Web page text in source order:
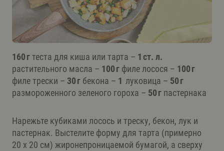
160 гтеста для киша или тарта – 1 ст. л.
растительного масла – 100 г филе лосося – 100 г
филе трески – 30 г бекона – 1 луковица – 50 г
размороженного зеленого гороха – 50 г пастернака
Нарежьте кубиками лосось и треску, бекон, лук и
пастернак. Выстелите форму для тарта (примерно
20 x 20 см) жиронепроницаемой бумагой, а сверху